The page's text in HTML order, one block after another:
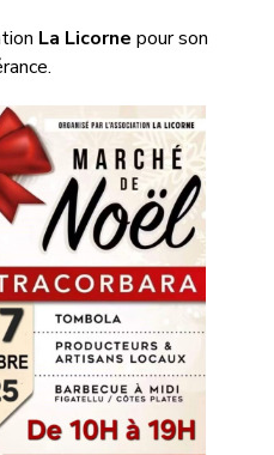
La Licorne pour son